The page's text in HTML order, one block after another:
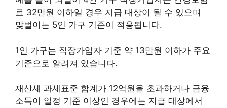
료 32만원 이하일 경우 지급 대상이 될 수 있으며
맞벌이는 5인 가구 기준이 적용됩니다.
1인 가구는 직장가입자 기준 약 13만원 이하가 주요
기준으로 알려져 있습니다.
재산세 과세표준 합계가 12억원을 초과하거나 금융
소득이 일정 기준 이상인 경우에는 지급 대상에서